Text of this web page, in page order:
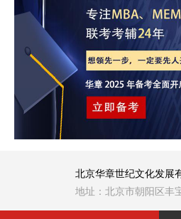
北京华章世纪文化发展
地址：北京市朝阳区丰